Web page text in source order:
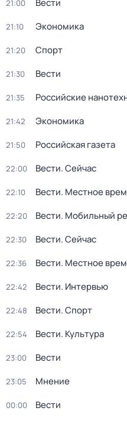
21:00 Вести
21:10 Экономика
21:20 Спорт
21:30 Вести
21:35 Российские
21:42 Экономика
21:50 Российская газета
22:00 Вести. Сейчас
22:10 Вести. Местное
22:20 Вести. Мобильный
22:30 Вести. Сейчас
22:36 Вести. Местное
22:42 Вести. Интервью
22:48 Вести. Спорт
22:54 Вести. Культура
23:00 Вести
23:05 Мнение
00:00 Вести